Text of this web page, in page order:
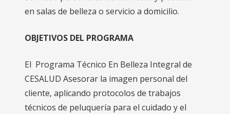
en salas de belleza o servicio a domicilio.
OBJETIVOS DEL PROGRAMA
El Programa Técnico En Belleza Integral de
CESALUD Asesorar la imagen personal del
cliente, aplicando protocolos de trabajos
técnicos de peluquería para el cuidado y el